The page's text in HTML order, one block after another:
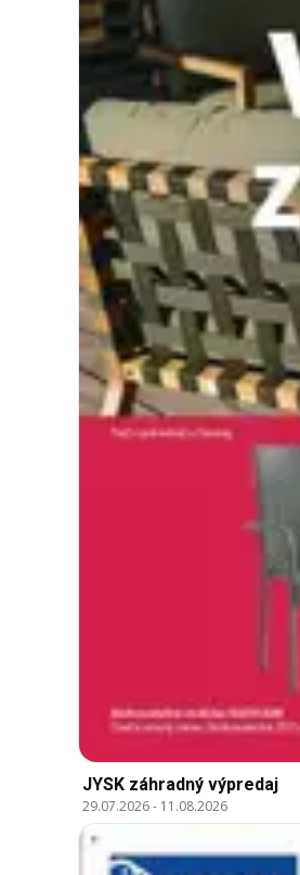
JYSK záhradný výpredaj
29.07.2026- 11.08.2026